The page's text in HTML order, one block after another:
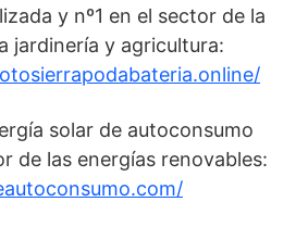
y nº1 en el sector de la
jardinería y agricultura:
solar de autoconsumo
de las energías renovables: